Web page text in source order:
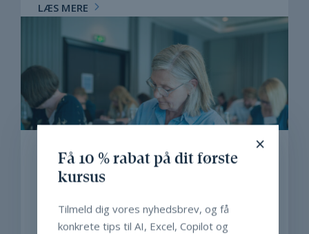
×
Få 10 % rabat på dit første
kursus
Tilmeld dig vores nyhedsbrev, og få
konkrete tips til AI, Excel, Copilot og
LÆS MERE
EFFEKTIVISERING, SOMMERFERIE,
SOMMERRABAT ...
Tid til refleksion i sommerferien￼